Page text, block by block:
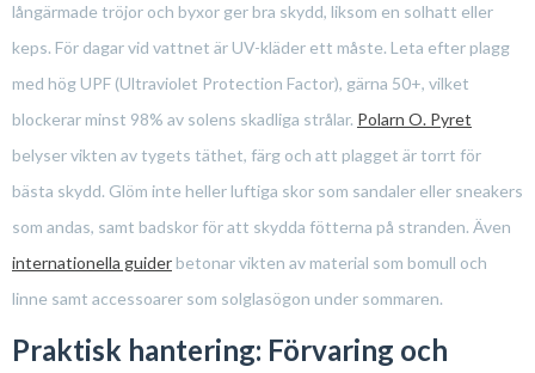
långärmade tröjor och byxor ger bra skydd, liksom en solhatt eller
keps. För dagar vid vattnet är UV-kläder ett måste. Leta efter plagg
med hög UPF (Ultraviolet Protection Factor), gärna 50+, vilket
blockerar minst 98% av solens skadliga strålar. Polarn O. Pyret
belyser vikten av tygets täthet, färg och att plagget är torrt för
bästa skydd. Glöm inte heller luftiga skor som sandaler eller sneakers
som andas, samt badskor för att skydda fötterna på stranden. Även
internationella guider betonar vikten av material som bomull och
linne samt accessoarer som solglasögon under sommaren.
Praktisk hantering: Förvaring och